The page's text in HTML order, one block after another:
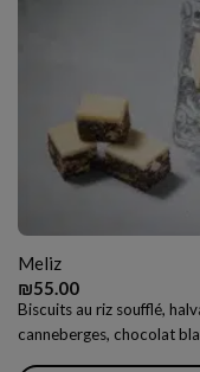
Meliz
₪55.00
Biscuits au riz soufflé,
canneberges, chocolat